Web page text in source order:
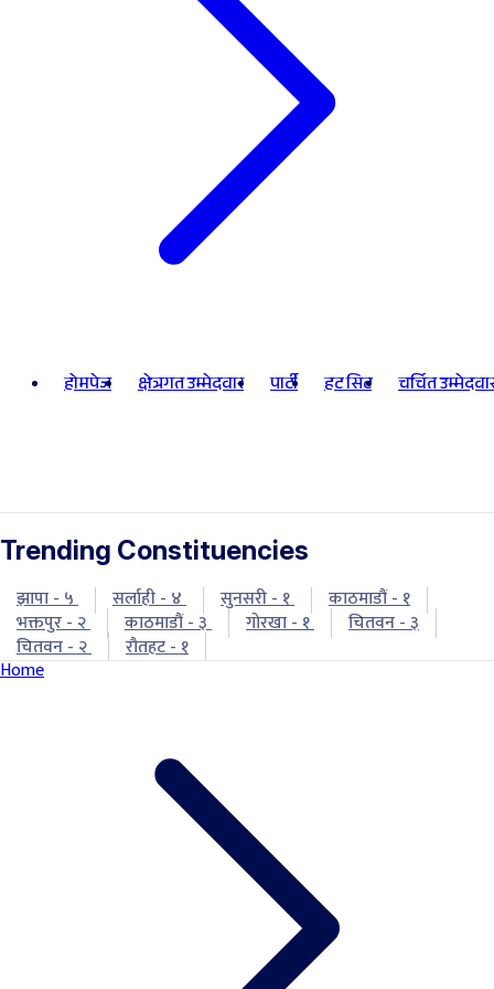
होमपेज क्षेत्रगत उम्मेदवार पार्टी हट सिट चर्चित
Trending Constituencies
झापा - ५ सर्लाही - ४ सुनसरी - १
काठमाडौं - १
भक्तपुर - २
काठमाडौं - ३ गोरखा - १
चितवन - ३
चितवन - २
रौतहट - १
Home